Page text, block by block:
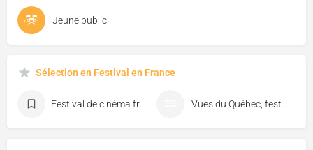
Jeune public
Sélection en Festival en France
Festival de cinéma francophone d'Angoulême Vues du Québec, festival de cinéma de Florac